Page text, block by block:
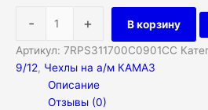
- + В корзину
Артикул: 7RPS311700C0901CC
9/12, Чехлы на а/м КАМАЗ
Описание
Отзывы (0)